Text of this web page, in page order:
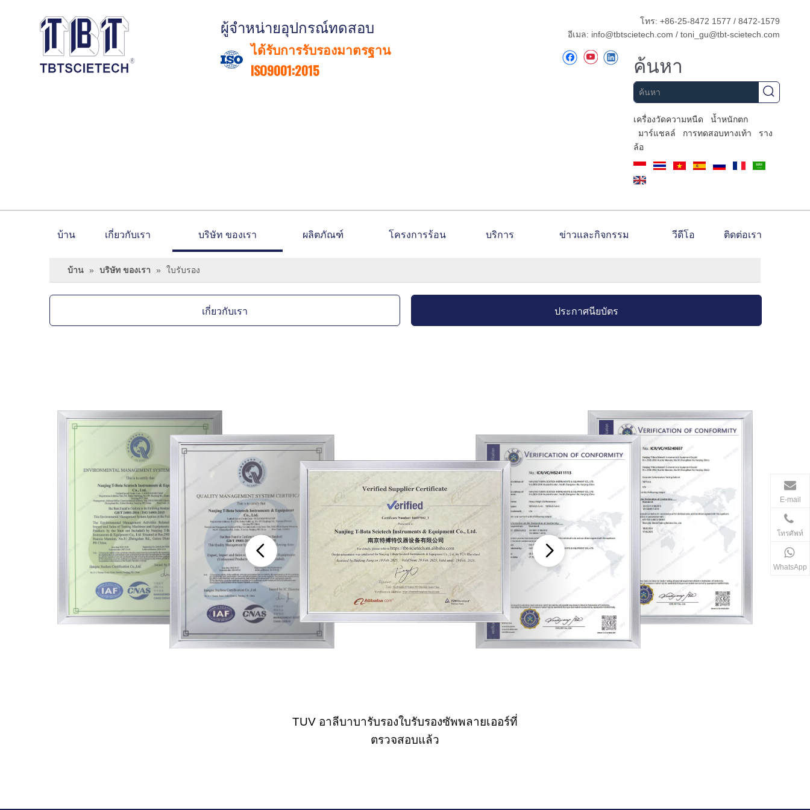
ผู้จำหน่ายอุปกรณ์ทดสอบ
ได้รับการรับรองมาตรฐาน
ISO9001:2015
โทร: +86-25-8472 1577 / 8472-1579
อีเมล: info@tbtscietech.com / toni_gu@tbt-scietech.com
ค้นหา
เครื่องวัดความหนืด
น้ำหนักตก
มาร์แชลล์
การทดสอบทางเท้า
ราง
ล้อ
บ้าน เกี่ยวกับเรา บริษัท ของเรา ผลิตภัณฑ์ โครงการร้อน บริการ ข่าวและกิจกรรม วีดีโอ ติดต่อเรา
บ้าน » บริษัท ของเรา » ใบรับรอง
เกี่ยวกับเรา ประกาศนียบัตร
TUV อาลีบาบารับรองใบรับรองซัพพลายเออร์ที่
ตรวจสอบแล้ว
E-mail
โทรศัพท์
WhatsApp